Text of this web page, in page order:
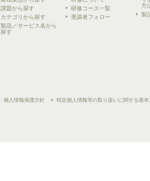
課題から探す
カテゴリから探す
製品／サービス名から
探す
研修コース一覧
受講者フォロー
方
製
個人情報保護方針 特定個人情報等の取り扱いに関する基本